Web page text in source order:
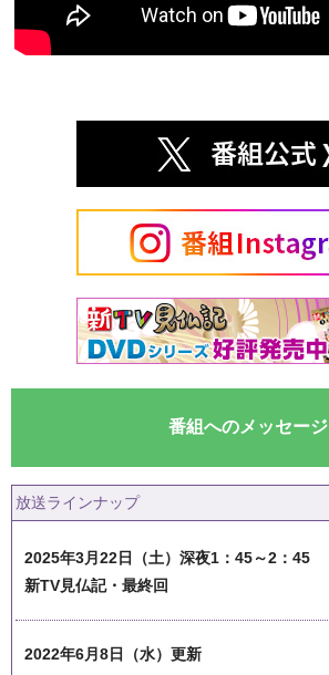
番組へのメッセージ
放送ラインナップ
2025年3月22日（土）深夜1：45～2：45
新TV見仏記・最終回
2022年6月8日（水）更新